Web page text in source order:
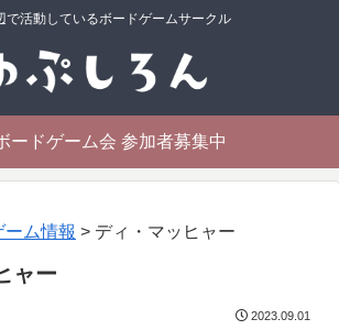
で活動しているボードゲームサークル
ードゲーム会 参加者募集中
ーム情報 > ディ・マッヒャー
ャー
2023.09.01